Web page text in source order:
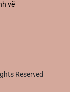
vẽ
Reserved